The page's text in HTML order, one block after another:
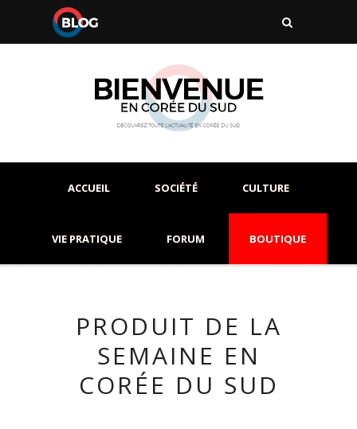
ACCUEIL SOCIÉTÉ CULTURE
VIE PRATIQUE FORUM BOUTIQUE
PRODUIT DE LA
SEMAINE EN
CORÉE DU SUD